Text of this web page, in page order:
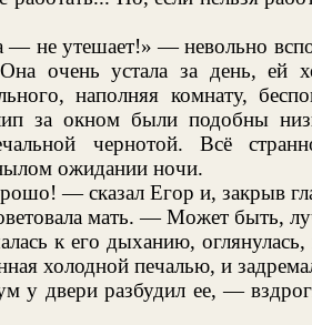
— не утешает!» — невольно
очень устала за день, ей
наполняя комнату,
за окном были подобны
чернотой. Всё
ожидании ночи.
— сказал Егор и, закрыв
мать. — Может быть,
к его дыханию, оглянулась,
холодной печалью, и
у двери разбудил ее, —